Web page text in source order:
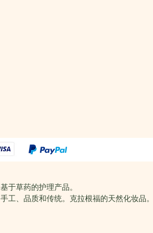
基于草药的护理产品。
手工、品质和传统。克拉根福的天然化妆品。